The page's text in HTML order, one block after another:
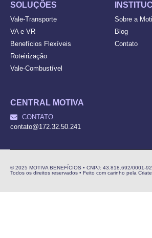
SOLUÇÕES
Vale-Transporte
VA e VR
Benefícios Flexíveis
Roteirização
Vale-Combustível
Sobre a
Blog
Contato
CENTRAL MOTIVA
CONTATO
contato@172.32.50.241
© 2025 MOTIVA BENEFÍCIOS • CNPJ: 43.818.692/0001-92
Todos os direitos reservados • Feito com carinho pela